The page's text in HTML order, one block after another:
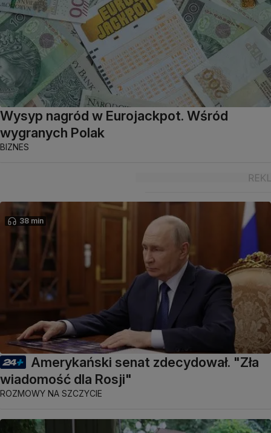
Wysyp nagród w Eurojackpot. Wśród
wygranych Polak
BIZNES
38 min
Amerykański senat zdecydował. "Zła
wiadomość dla Rosji"
ROZMOWY NA SZCZYCIE